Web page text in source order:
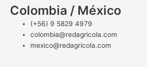
Colombia / México
(+56) 9 5829 4979
colombia@redagricola.com
mexico@redagricola.com